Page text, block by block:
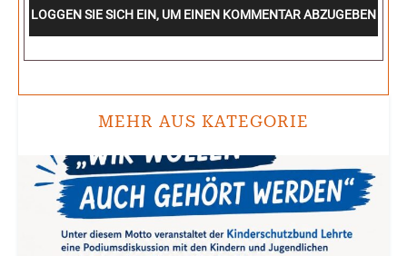
MEHR AUS KATEGORIE
LOGGEN SIE SICH EIN, UM EINEN KOMMENTAR ABZUGEBEN